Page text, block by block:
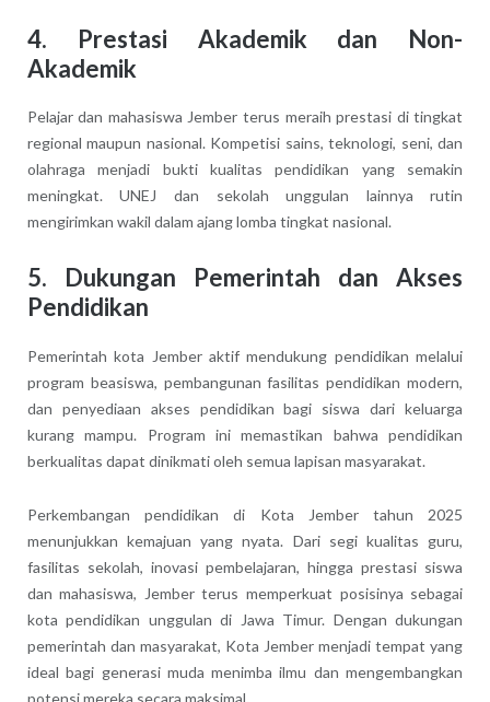
4. Prestasi Akademik dan Non-
Akademik
Pelajar dan mahasiswa Jember terus meraih prestasi di tingkat
regional maupun nasional. Kompetisi sains, teknologi, seni, dan
olahraga menjadi bukti kualitas pendidikan yang semakin
meningkat. UNEJ dan sekolah unggulan lainnya rutin
mengirimkan wakil dalam ajang lomba tingkat nasional.
5. Dukungan Pemerintah dan Akses
Pendidikan
Pemerintah kota Jember aktif mendukung pendidikan melalui
program beasiswa, pembangunan fasilitas pendidikan modern,
dan penyediaan akses pendidikan bagi siswa dari keluarga
kurang mampu. Program ini memastikan bahwa pendidikan
berkualitas dapat dinikmati oleh semua lapisan masyarakat.
Perkembangan pendidikan di Kota Jember tahun 2025
menunjukkan kemajuan yang nyata. Dari segi kualitas guru,
fasilitas sekolah, inovasi pembelajaran, hingga prestasi siswa
dan mahasiswa, Jember terus memperkuat posisinya sebagai
kota pendidikan unggulan di Jawa Timur. Dengan dukungan
pemerintah dan masyarakat, Kota Jember menjadi tempat yang
ideal bagi generasi muda menimba ilmu dan mengembangkan
potensi mereka secara maksimal.